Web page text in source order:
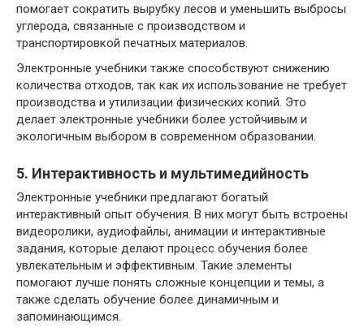
помогает сократить вырубку лесов и уменьшить выбросы
углерода, связанные с производством и
транспортировкой печатных материалов.
Электронные учебники также способствуют снижению
количества отходов, так как их использование не требует
производства и утилизации физических копий. Это
делает электронные учебники более устойчивым и
экологичным выбором в современном образовании.
5. Интерактивность и мультимедийность
Электронные учебники предлагают богатый
интерактивный опыт обучения. В них могут быть встроены
видеоролики, аудиофайлы, анимации и интерактивные
задания, которые делают процесс обучения более
увлекательным и эффективным. Такие элементы
помогают лучше понять сложные концепции и темы, а
также сделать обучение более динамичным и
запоминающимся.